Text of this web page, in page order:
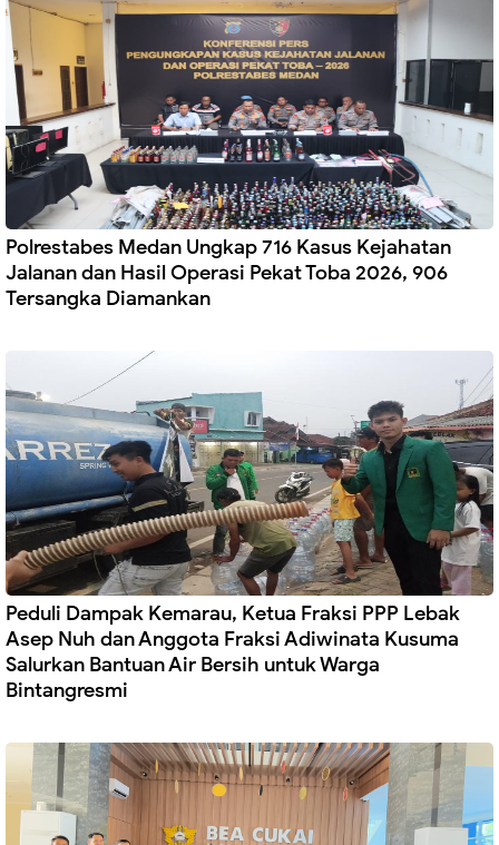
Polrestabes Medan Ungkap 716 Kasus Kejahatan
Jalanan dan Hasil Operasi Pekat Toba 2026, 906
Tersangka Diamankan
Peduli Dampak Kemarau, Ketua Fraksi PPP Lebak
Asep Nuh dan Anggota Fraksi Adiwinata Kusuma
Salurkan Bantuan Air Bersih untuk Warga
Bintangresmi